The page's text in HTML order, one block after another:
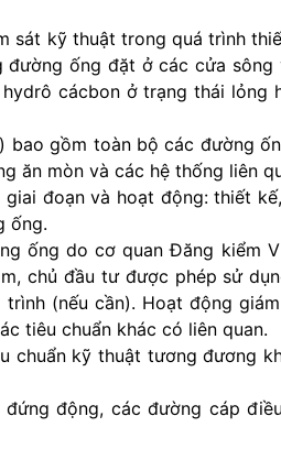
sát kỹ thuật trong quá trình
ống đặt ở các cửa sông
cácbon ở trạng thái lỏng
gồm toàn bộ các đường
ăn mòn và các hệ thống liên
đoạn và hoạt động: thiết
ống.
ống do cơ quan Đăng kiểm
chủ đầu tư được phép sử
(nếu cần). Hoạt động
tiêu chuẩn khác có liên quan.
kỹ thuật tương đương
động, các đường cáp